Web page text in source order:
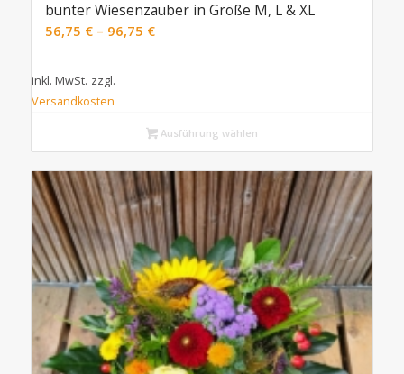
bunter Wiesenzauber in Größe M, L & XL
56,75 €– 96,75 €
inkl. MwSt. zzgl.
Versandkosten
Ausführung wählen